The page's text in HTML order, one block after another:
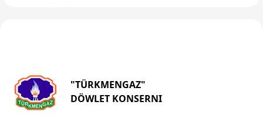
"TÜRKMENGAZ"
DÖWLET KONSERNI